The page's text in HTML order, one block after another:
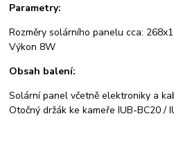
Parametry:
Rozměry solárního panelu cca:
Výkon 8W
Obsah balení:
Solární panel včetně elektroniky a
Otočný držák ke kameře IUB-BC20 /